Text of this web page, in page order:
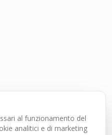
al funzionamento del
analitici e di marketing